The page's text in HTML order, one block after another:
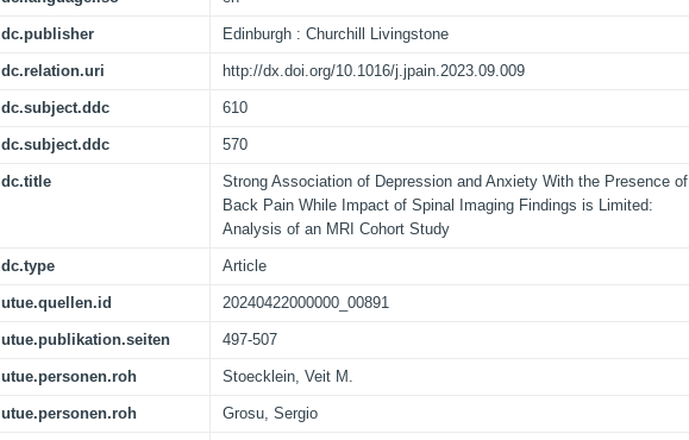
dc.publisher Edinburgh : Churchill Livingstone
dc.relation.uri http://dx.doi.org/10.1016/j.jpain.2023.09.009
dc.subject.ddc 610
dc.subject.ddc 570
dc.title
Strong Association of Depression and Anxiety With the Presence of
Back Pain While Impact of Spinal Imaging Findings is Limited:
Analysis of an MRI Cohort Study
dc.type Article
utue.quellen.id 20240422000000_00891
utue.publikation.seiten 497-507
utue.personen.roh Stoecklein, Veit M.
utue.personen.roh Grosu, Sergio